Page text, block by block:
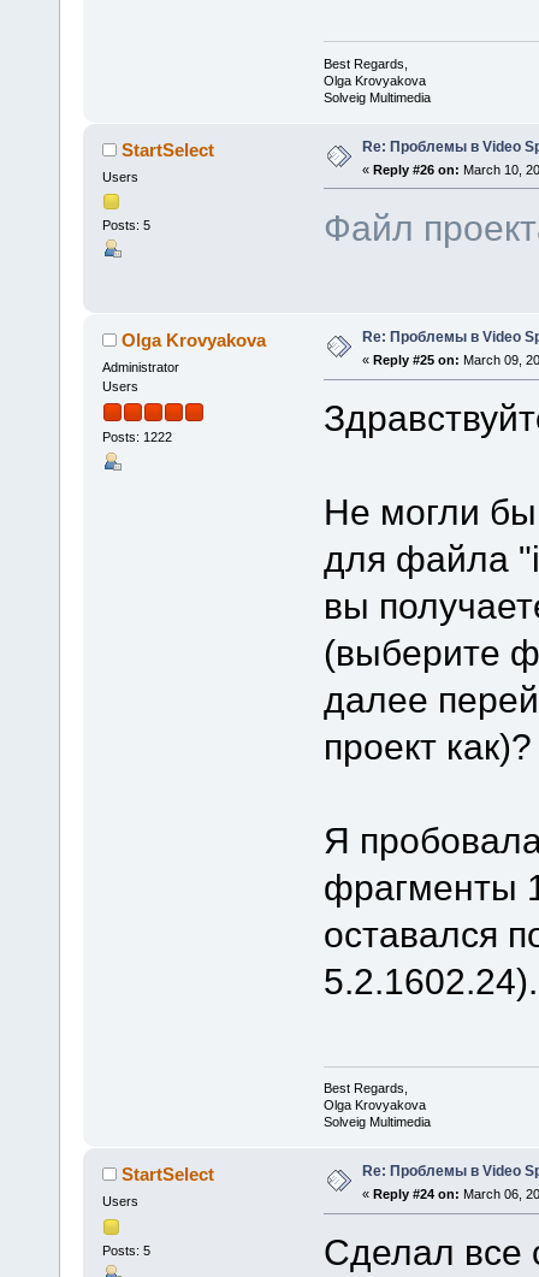
Best Regards,
Olga Krovyakova
Solveig Multimedia
StartSelect
Users
Posts: 5
Re: Проблемы в Video
« Reply #26 on: March 10,
Файл
Olga Krovyakova
Administrator
Users
Posts: 1222
Re: Проблемы в Video
« Reply #25 on: March 09,
Не могли
для файла
вы
(выберите
далее
проект как)?
Я
фрагменты
оставался
5.2.1602.24).
Best Regards,
Olga Krovyakova
Solveig Multimedia
StartSelect
Users
Posts: 5
Re: Проблемы в Video
« Reply #24 on: March 06,
Сделал все